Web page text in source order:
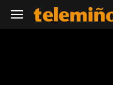
Navegación